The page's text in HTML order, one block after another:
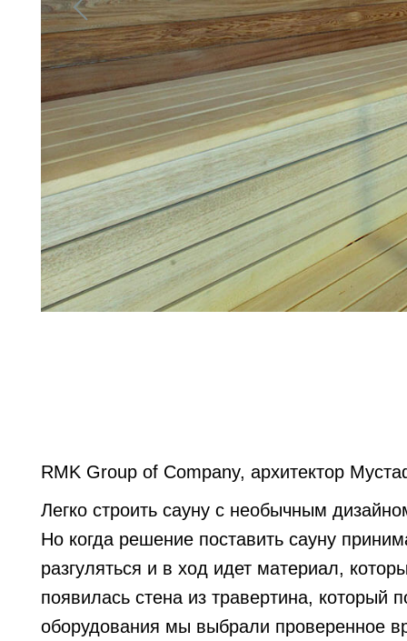
RMK Group of Company, архитектор
Легко строить сауну с необычным
Но когда решение поставить сауну
разгуляться и в ход идет материал,
появилась стена из травертина, который
оборудования мы выбрали проверенное